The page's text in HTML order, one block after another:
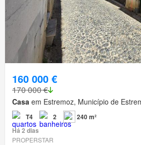
160 000 €
170 000 €
Casa em Estremoz, Município de
T4 2
240 m²
Há 2 dias
PROPERSTAR